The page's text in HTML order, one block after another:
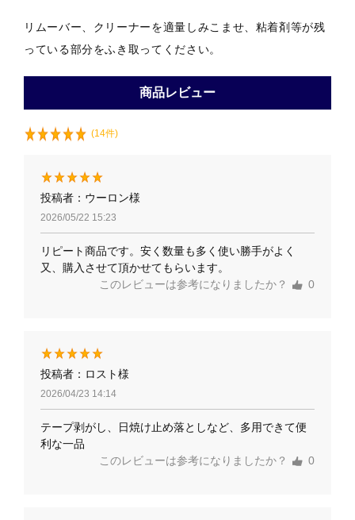
リムーバー、クリーナーを適量しみこませ、粘着剤等が残
っている部分をふき取ってください。
商品レビュー
(14件)
投稿者：ウーロン様
2026/05/22 15:23
リピート商品です。安く数量も多く使い勝手がよく
又、購入させて頂かせてもらいます。
このレビューは参考になりましたか？
0
投稿者：ロスト様
2026/04/23 14:14
テープ剥がし、日焼け止め落としなど、多用できて便
利な一品
このレビューは参考になりましたか？
0